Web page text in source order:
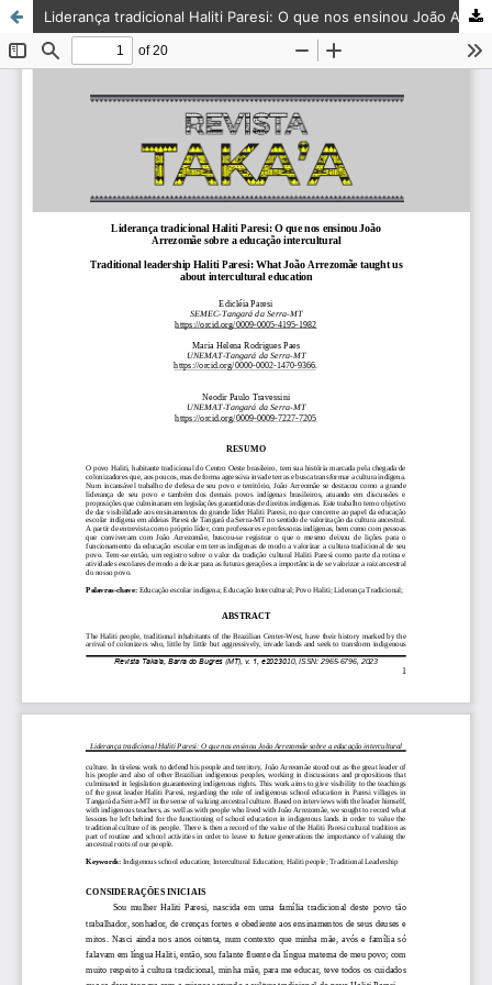
Liderança tradicional Haliti Paresi: O que nos ensinou João Arrezomãe sobre a educação intercultural